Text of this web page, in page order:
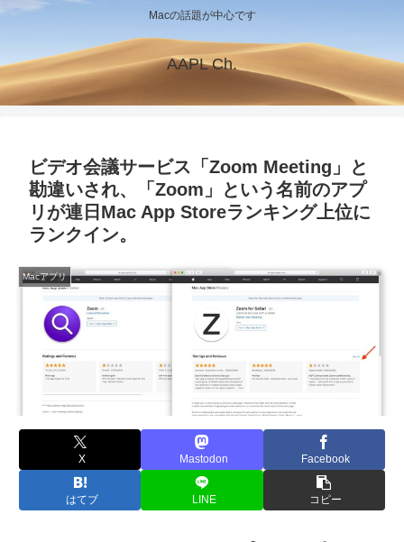
Macの話題が中心です
AAPL Ch.
ビデオ会議サービス「Zoom Meeting」と
勘違いされ、「Zoom」という名前のアプ
リが連日Mac App Storeランキング上位に
ランクイン。
Macアプリ
X Mastodon Facebook
はてブ LINE コピー